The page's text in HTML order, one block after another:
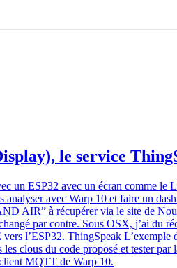
le service
un ESP32 avec un écran comme
avec Warp 10 et faire un
AIR” à récupérer via le site de
par contre. Sous OSX, j’ai du
l’ESP32. ThingSpeak
clous du code proposé et tester
MQTT de Warp 10.